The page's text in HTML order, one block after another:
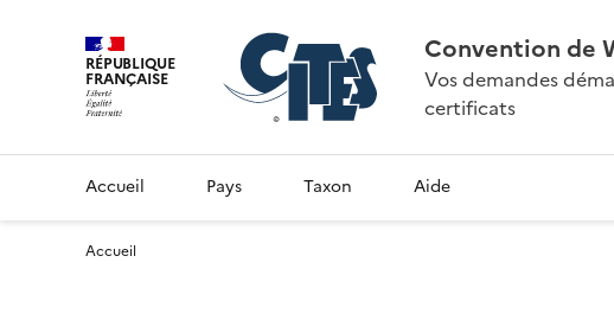
RÉPUBLIQUE
FRANÇAISE
Convention de
Vos demandes
certificats
Accueil Pays Taxon Aide
Accueil